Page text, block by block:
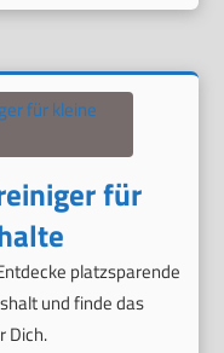
für
platzsparende
und finde das
Dich.